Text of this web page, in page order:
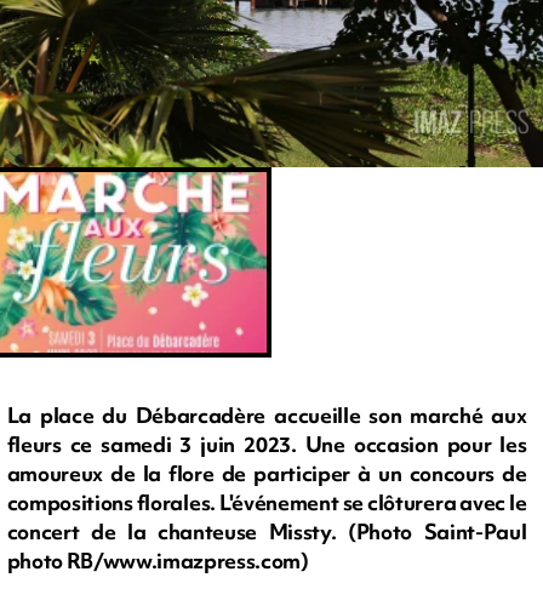
La place du Débarcadère accueille son marché aux
fleurs ce samedi 3 juin 2023. Une occasion pour les
amoureux de la flore de participer à un concours de
compositions florales. L'événement se clôturera avec le
concert de la chanteuse Missty. (Photo Saint-Paul
photo RB/www.imazpress.com)